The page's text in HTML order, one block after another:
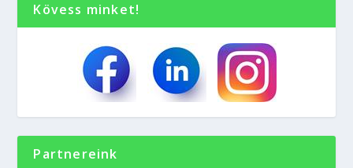
Kövess minket!
Partnereink